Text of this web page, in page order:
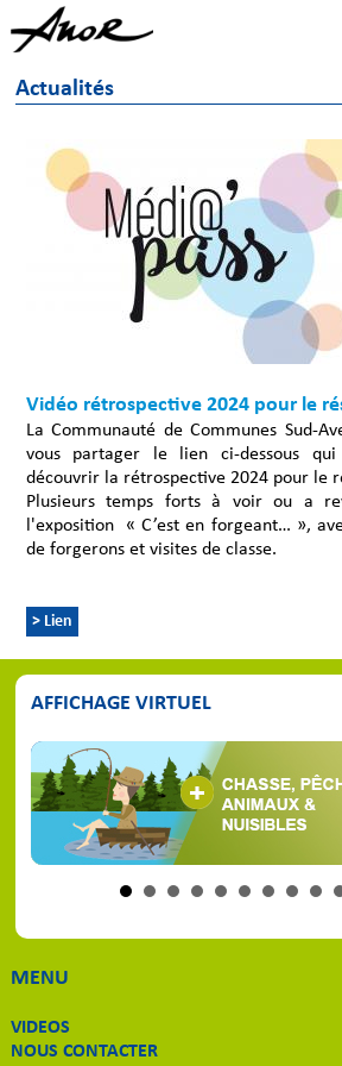
Actualités
Vidéo rétrospective 2024 pour le
La Communauté de Communes Sud-
vous partager le lien ci-dessous
découvrir la rétrospective 2024 pour le
Plusieurs temps forts à voir ou a
l'exposition « C’est en forgeant… »,
de forgerons et visites de classe.
> Lien
AFFICHAGE VIRTUEL
MENU
VIDEOS
NOUS CONTACTER